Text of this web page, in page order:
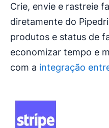
Crie, envie e rastreie
diretamente do
produtos e status de
economizar tempo e
com a integração